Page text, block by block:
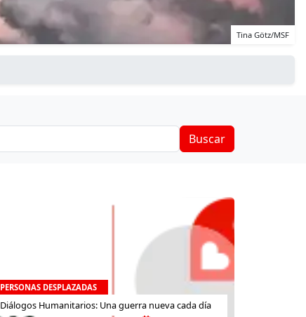
Tina Götz/MSF
Buscar
PERSONAS DESPLAZADAS
Diálogos Humanitarios: Una guerra nueva cada día